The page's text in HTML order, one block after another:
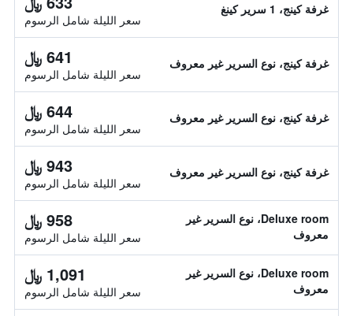
غرفة كينج، 1 سرير كينغ
سعر الليلة شامل الرسوم
غرفة كينج، نوع السرير غير معروف 641 ﷼
سعر الليلة شامل الرسوم
غرفة كينج، نوع السرير غير معروف 644 ﷼
سعر الليلة شامل الرسوم
غرفة كينج، نوع السرير غير معروف 943 ﷼
سعر الليلة شامل الرسوم
Deluxe room، نوع السرير غير
معروف
958 ﷼
سعر الليلة شامل الرسوم
Deluxe room، نوع السرير غير
معروف
1,091 ﷼
سعر الليلة شامل الرسوم